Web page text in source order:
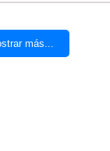
más...